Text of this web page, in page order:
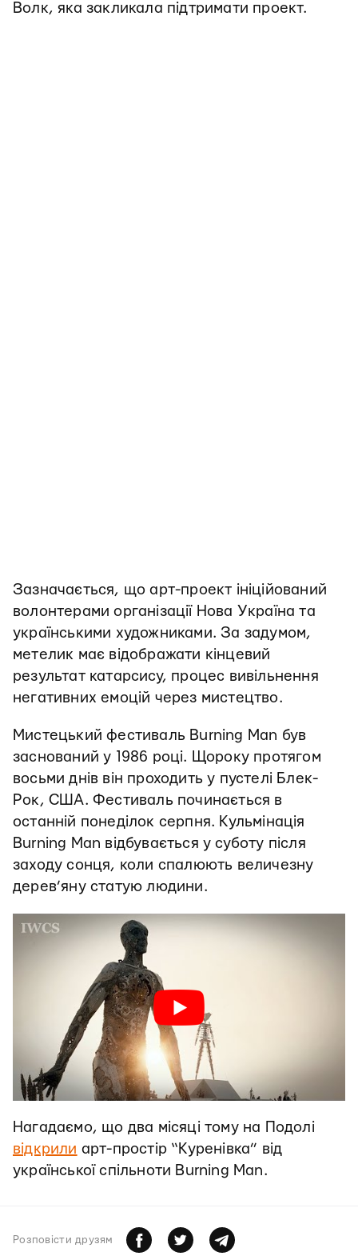
Волк, яка закликала підтримати проект.
Зазначається, що арт-проект ініційований
волонтерами організації Нова Україна та
українськими художниками. За задумом,
метелик має відображати кінцевий
результат катарсису, процес вивільнення
негативних емоцій через мистецтво.
Мистецький фестиваль Burning Man був
заснований у 1986 році. Щороку протягом
восьми днів він проходить у пустелі Блек-
Рок, США. Фестиваль починається в
останній понеділок серпня. Кульмінація
Burning Man відбувається у суботу після
заходу сонця, коли спалюють величезну
дерев’яну статую людини.
Нагадаємо, що два місяці тому на Подолі
відкрили арт-простір “Куренівка” від
української спільноти Burning Man.
Розповiсти друзям